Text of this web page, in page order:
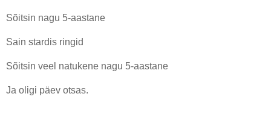
Sõitsin nagu 5-aastane
Sain stardis ringid
Sõitsin veel natukene nagu 5-aastane
Ja oligi päev otsas.